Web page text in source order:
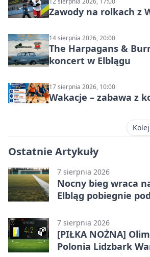
Zawody na rolkach z
14 sierpnia 2026, 20:00
The Harpagans &
koncert w Elblągu
17 sierpnia 2026, 10:00
Wakacje – zabawa z
Ostatnie Artykuły
7 sierpnia 2026
Nocny bieg wraca
Elbląg pobiegnie
7 sierpnia 2026
[PIŁKA NOŻNA]
Polonia Lidzbark